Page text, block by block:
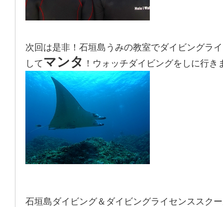
次回は是非！石垣島うみの教室でダイビングラ
して マンタ ！ウォッチダイビングをしに行き
石垣島ダイビング＆ダイビングライセンススク